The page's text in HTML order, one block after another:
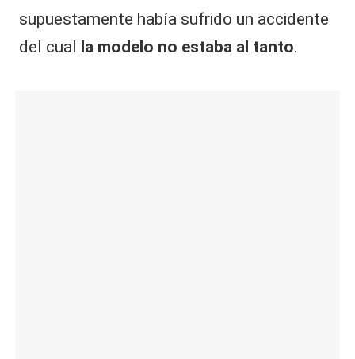
supuestamente había sufrido un accidente
del cual la modelo no estaba al tanto.